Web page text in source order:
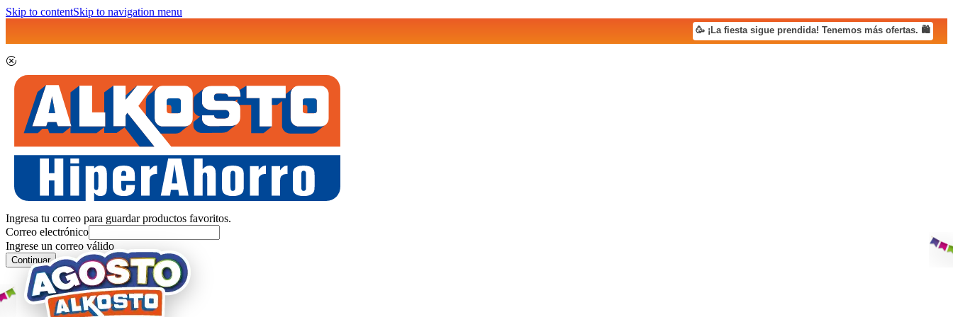
Skip to contentSkip to navigation menu
🥳 ¡La fiesta sigue prendida! Tenemos más ofertas. 🛍️
Ingresa tu correo para guardar productos favoritos.
Correo electrónico
Ingrese un correo válido
Continuar